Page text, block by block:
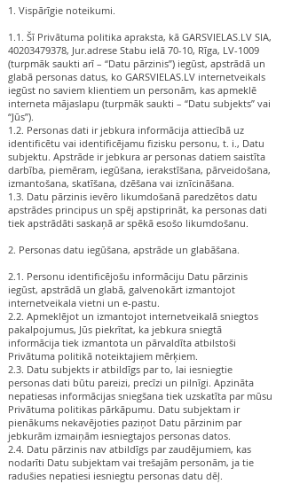
1. Vispārīgie noteikumi.
1.1. Šī Privātuma politika apraksta, kā GARSVIELAS.LV SIA,
40203479378, Jur.adrese Stabu ielā 70-10, Rīga, LV-1009
(turpmāk saukti arī – “Datu pārzinis”) iegūst, apstrādā un
glabā personas datus, ko GARSVIELAS.LV internetveikals
iegūst no saviem klientiem un personām, kas apmeklē
interneta mājaslapu (turpmāk saukti – “Datu subjekts” vai
“Jūs”).
1.2. Personas dati ir jebkura informācija attiecībā uz
identificētu vai identificējamu fizisku personu, t. i., Datu
subjektu. Apstrāde ir jebkura ar personas datiem saistīta
darbība, piemēram, iegūšana, ierakstīšana, pārveidošana,
izmantošana, skatīšana, dzēšana vai iznīcināšana.
1.3. Datu pārzinis ievēro likumdošanā paredzētos datu
apstrādes principus un spēj apstiprināt, ka personas dati
tiek apstrādāti saskaņā ar spēkā esošo likumdošanu.
2. Personas datu iegūšana, apstrāde un glabāšana.
2.1. Personu identificējošu informāciju Datu pārzinis
iegūst, apstrādā un glabā, galvenokārt izmantojot
internetveikala vietni un e-pastu.
2.2. Apmeklējot un izmantojot internetveikalā sniegtos
pakalpojumus, Jūs piekrītat, ka jebkura sniegtā
informācija tiek izmantota un pārvaldīta atbilstoši
Privātuma politikā noteiktajiem mērķiem.
2.3. Datu subjekts ir atbildīgs par to, lai iesniegtie
personas dati būtu pareizi, precīzi un pilnīgi. Apzināta
nepatiesas informācijas sniegšana tiek uzskatīta par mūsu
Privātuma politikas pārkāpumu. Datu subjektam ir
pienākums nekavējoties paziņot Datu pārzinim par
jebkurām izmaiņām iesniegtajos personas datos.
2.4. Datu pārzinis nav atbildīgs par zaudējumiem, kas
nodarīti Datu subjektam vai trešajām personām, ja tie
radušies nepatiesi iesniegtu personas datu dēļ.